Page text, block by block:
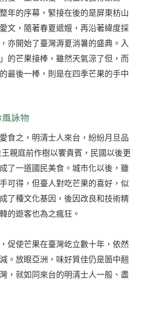
年的序幕，緊接在後的是屏東枋山
文，隨著春夏遞嬗，再沿著緯度採
亦開始了臺灣溽夏消暑的盛典。入
的芒果接棒，雖然天氣涼了但，而
最後一棒，則是在四季芒果的手中
詠物
食之，明清士人來台，紛紛月旦品
親庭前作樹以饗貴賓，民國以後更
了一道國民美食。城市化以後，雖
可得，但臺人對吃芒果的喜好，似
了種文化基因，後因改良和技術精
的遊客也為之瘋狂。
促使芒果在臺灣屹立數十年，依然
。放眼亞洲，味好質佳仍是箇中翹
，就如同來台的明清士人一般、盡